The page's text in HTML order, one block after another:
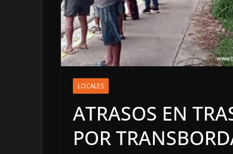
LOCALES
ATRASOS EN
POR
LOCALES OPINIÓN
4 agosto, 2026